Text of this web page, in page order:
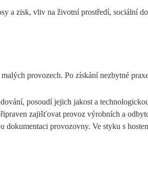
a zisk, vliv na životní prostředí, sociální
provozech. Po získání nezbytné
posoudí jejich jakost a
zajišťovat provoz výrobních a
provozovny. Ve styku s